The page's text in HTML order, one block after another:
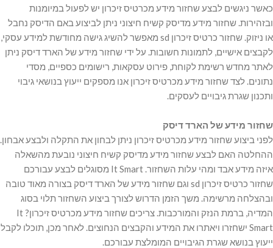
כאשר ניגשים לבצע שחזור מידע מכרטיס זיכרון יש לפעול במיומנות
ובזהירות. שחזור מידע מדיסק קשיח חיצוני ניתן לביצוע באם הדיסק נחבל
או ניזוק. שחזור כרטיס זיכרון sd מאפשר להשיג גישה מחודשת למידע עסקי,
לקבצים אישיים, לתמונות חשובות. על ידי שחזור מידע של הארד דיסק ניתן
לאתר מחדש רשימת לקוחת, פירוט עסקאות, רישומים כספיים, מסדי
נתונים. לצד שחזור מידע מכרטיס זיכרון אנו מספקים ייעוץ בנושאי גיבוי
ותכנון שגרת גיבויים לעסקים.
שחזור מידע של הארד דיסק
לפני ביצוע שחזור מידע מכרטיס זיכרון ניתן לבחון את התקלה ולבצע אבחון.
ההחלטה האם לבצע שחזור מידע מדיסק קשיח חיצוני נובעת מהשאלה
איזה מידע אבד ומהי עלות השחזור. It Smart מסוגלים לבצע עבורכם
שחזור כרטיס זיכרון sd וגם שחזור מידע של הארד דיסק בצורה מאוד טובה
ובהצלחה מרשימה. משך הזמן הדרוש לצורך ביצוע השחזור תלוי בסוג
המדיה, ברמת הנזק והמורכבות. צריכים שחזור מידע מכרטיס זיכרון? It
Smart ישחזרו ויאתרו את המידע והקבצים הנחוצים. לאחר מכן, תוכלו לקבל
ייעוץ בנושא שגרת הגיבויים המומלצת עבורכם.